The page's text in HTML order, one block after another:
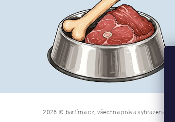
2026 © barfírna.cz, všechna práva vyhrazena